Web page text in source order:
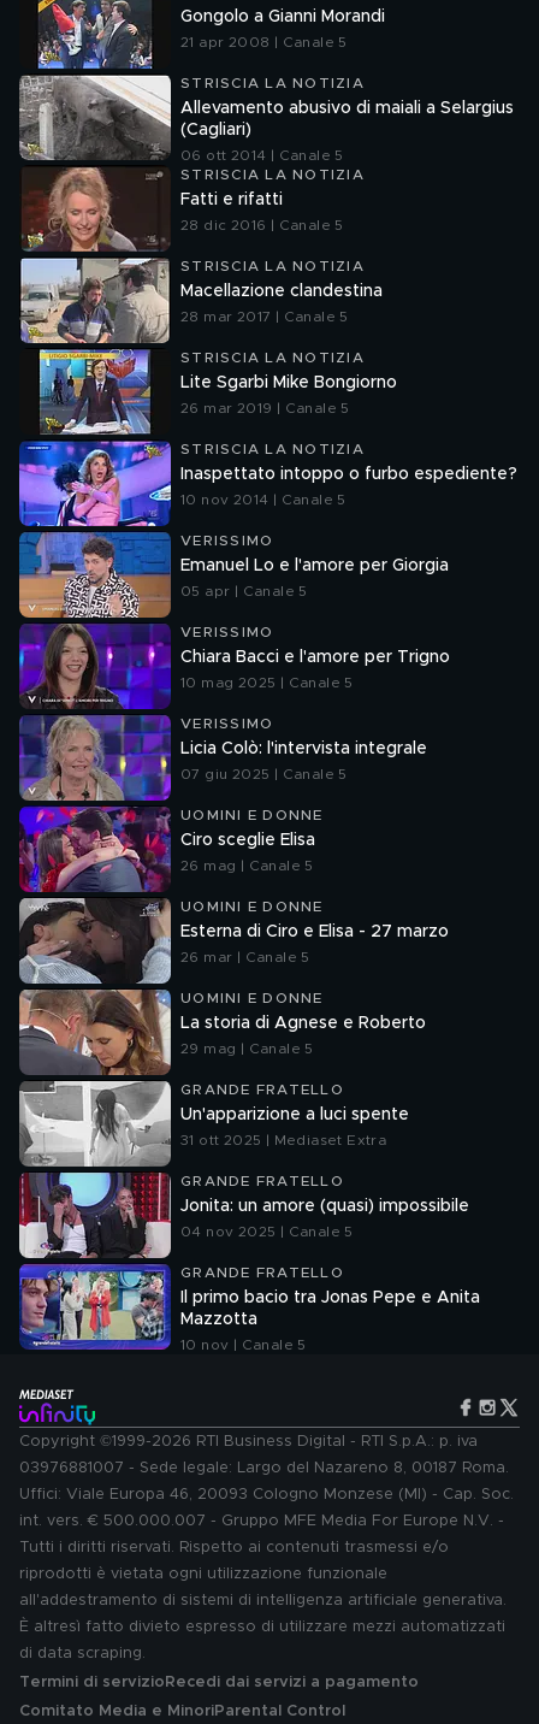
Gongolo a Gianni Morandi
21 apr 2008 | Canale 5
STRISCIA LA NOTIZIA
Allevamento abusivo di maiali a Selargius
(Cagliari)
06 ott 2014 | Canale 5
STRISCIA LA NOTIZIA
Fatti e rifatti
28 dic 2016 | Canale 5
STRISCIA LA NOTIZIA
Macellazione clandestina
28 mar 2017 | Canale 5
STRISCIA LA NOTIZIA
Lite Sgarbi Mike Bongiorno
26 mar 2019 | Canale 5
STRISCIA LA NOTIZIA
Inaspettato intoppo o furbo espediente?
10 nov 2014 | Canale 5
VERISSIMO
Emanuel Lo e l'amore per Giorgia
05 apr | Canale 5
VERISSIMO
Chiara Bacci e l'amore per Trigno
10 mag 2025 | Canale 5
VERISSIMO
Licia Colò: l'intervista integrale
07 giu 2025 | Canale 5
UOMINI E DONNE
Ciro sceglie Elisa
26 mag | Canale 5
UOMINI E DONNE
Esterna di Ciro e Elisa - 27 marzo
26 mar | Canale 5
UOMINI E DONNE
La storia di Agnese e Roberto
29 mag | Canale 5
GRANDE FRATELLO
Un'apparizione a luci spente
31 ott 2025 | Mediaset Extra
GRANDE FRATELLO
Jonita: un amore (quasi) impossibile
04 nov 2025 | Canale 5
GRANDE FRATELLO
Il primo bacio tra Jonas Pepe e Anita
Mazzotta
10 nov | Canale 5
Copyright ©1999-2026 RTI Business Digital - RTI S.p.A.: p. iva
03976881007 - Sede legale: Largo del Nazareno 8, 00187 Roma.
Uffici: Viale Europa 46, 20093 Cologno Monzese (MI) - Cap. Soc.
int. vers. € 500.000.007 - Gruppo MFE Media For Europe N.V. -
Tutti i diritti riservati. Rispetto ai contenuti trasmessi e/o
riprodotti è vietata ogni utilizzazione funzionale
all'addestramento di sistemi di intelligenza artificiale generativa.
È altresì fatto divieto espresso di utilizzare mezzi automatizzati
di data scraping.
Termini di servizio Recedi dai servizi a pagamento
Comitato Media e MinoriParental Control